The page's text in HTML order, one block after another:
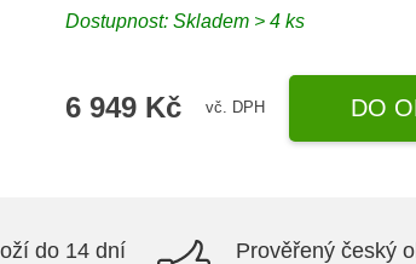
Dostupnost:Skladem > 4 ks
6 949 Kč vč. DPH DO
do 14 dní Prověřený český